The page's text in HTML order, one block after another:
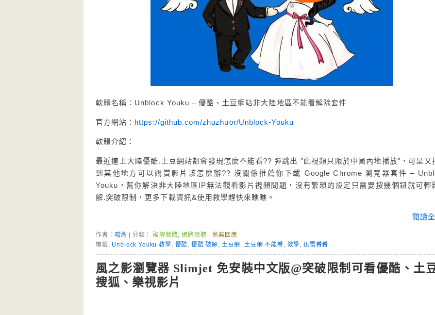
軟體名稱：Unblock Youku – 優酷、土豆網站非大陸地區不能看解除套件
官方網站： https://github.com/zhuzhuor/Unblock-Youku
軟體介紹：
最近連上大陸優酷.土豆網站都會發現怎麼不能看?? 彈跳出 "此視頻只限於中國內地播放"，可是又
到其他地方可以觀賞影片該怎麼辦?? 沒關係推薦你下載 Google Chrome 瀏覽器套件 –
Youku，幫你解決非大陸地區IP無法觀看影片視頻問題，沒有繁瑣的設定只需要按幾個鈕就可輕
解.突破限制，更多下載資訊&使用教學趕快來瞧瞧。
閱讀
作者： 噹洛 | 分類：破解軟體,網路軟體
尚無回應
標籤: Unblock Youku 教學, 優酷, 優酷 破解, 土豆網 , 土豆網 不能看, 教學, 迅雷看看
風之影瀏覽器 Slimjet 免安裝中文版@突破限制可看優酷、土
搜狐、樂視影片